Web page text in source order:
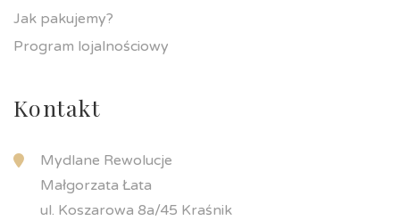
Jak pakujemy?
Program lojalnościowy
Kontakt
Mydlane Rewolucje
Małgorzata Łata
ul. Koszarowa 8a/45 Kraśnik